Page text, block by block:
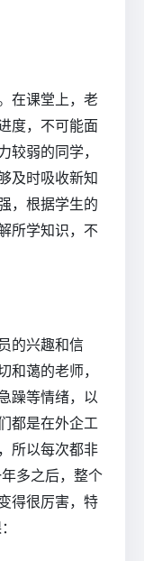
在课堂上，老
度，不可能面
较弱的同学，
及时吸收新知
，根据学生的
所学知识，不
的兴趣和信
和蔼的老师，
躁等情绪，以
都是在外企工
所以每次都非
多之后，整个
得很厉害，特